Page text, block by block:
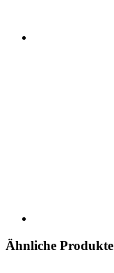
Ähnliche Produkte